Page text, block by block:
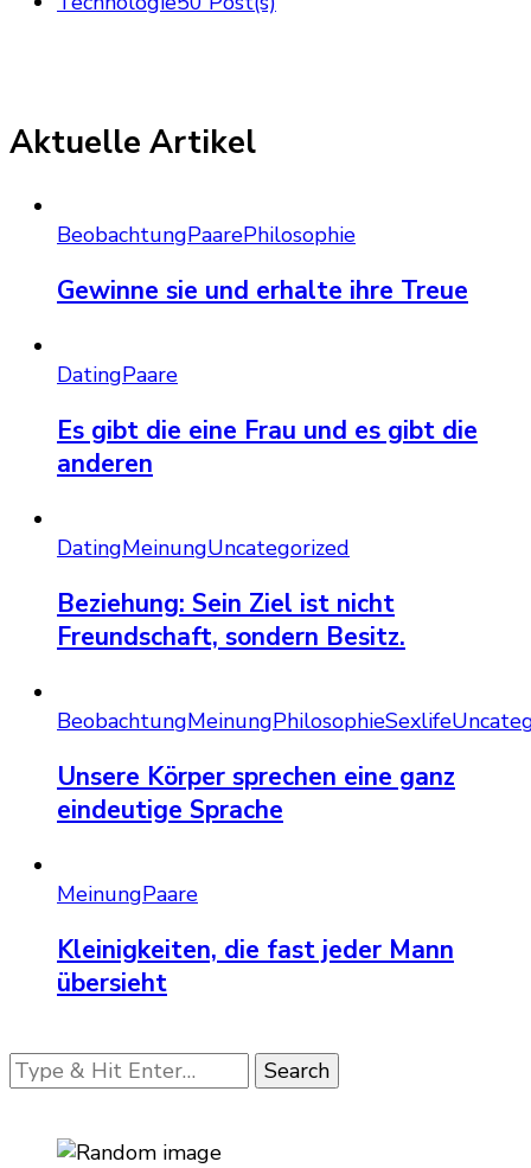
Aktuelle Artikel
BeobachtungPaarePhilosophie
Gewinne sie und erhalte ihre Treue
DatingPaare
Es gibt die eine Frau und es gibt die
anderen
DatingMeinungUncategorized
Beziehung: Sein Ziel ist nicht
Freundschaft, sondern Besitz.
BeobachtungMeinungPhilosophieSexlife
Unsere Körper sprechen eine ganz
eindeutige Sprache
MeinungPaare
Kleinigkeiten, die fast jeder Mann
übersieht
Looking
for